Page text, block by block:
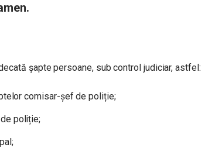
șapte persoane, sub control judiciar, astfel:
comisar-șef de poliție;
poliție;